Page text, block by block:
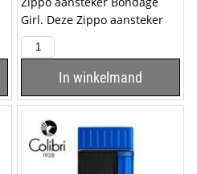
Girl. Deze Zippo aansteker
heeft een geborsteld
chromen afwerking en aan
In winkelmand